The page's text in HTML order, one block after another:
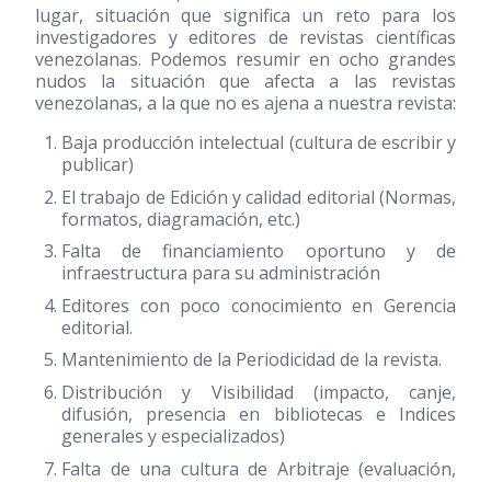
lugar, situación que significa un reto para los
investigadores y editores de revistas científicas
venezolanas. Podemos resumir en ocho grandes
nudos la situación que afecta a las revistas
venezolanas, a la que no es ajena a nuestra revista:
Baja producción intelectual (cultura de escribir y
publicar)
El trabajo de Edición y calidad editorial (Normas,
formatos, diagramación, etc.)
Falta de financiamiento oportuno y de
infraestructura para su administración
Editores con poco conocimiento en Gerencia
editorial.
Mantenimiento de la Periodicidad de la revista.
Distribución y Visibilidad (impacto, canje,
difusión, presencia en bibliotecas e Indices
generales y especializados)
Falta de una cultura de Arbitraje (evaluación,